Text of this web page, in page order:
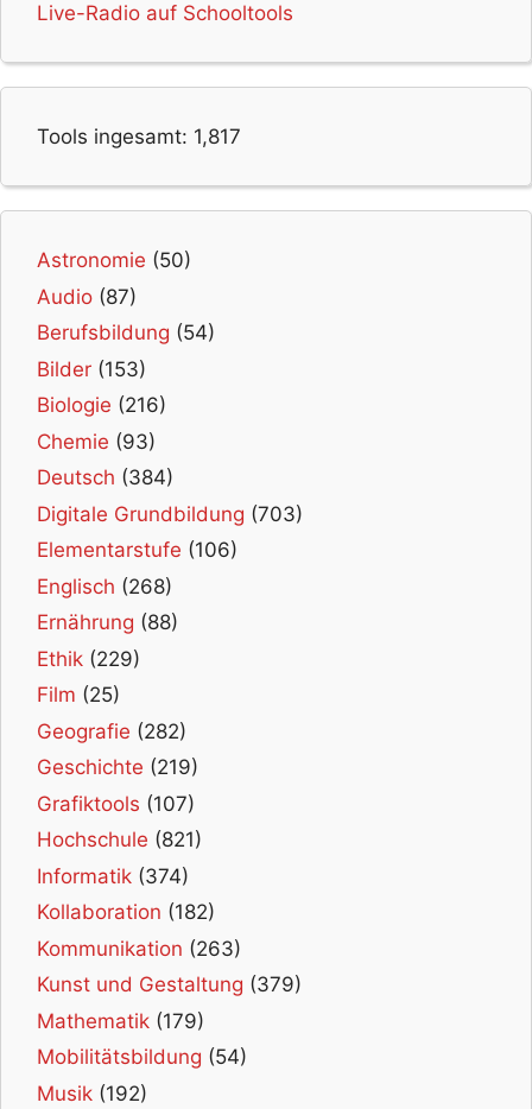
Live-Radio auf Schooltools
Tools ingesamt: 1,817
Astronomie (50)
Audio (87)
Berufsbildung (54)
Bilder (153)
Biologie (216)
Chemie (93)
Deutsch (384)
Digitale Grundbildung (703)
Elementarstufe (106)
Englisch (268)
Ernährung (88)
Ethik (229)
Film (25)
Geografie (282)
Geschichte (219)
Grafiktools (107)
Hochschule (821)
Informatik (374)
Kollaboration (182)
Kommunikation (263)
Kunst und Gestaltung (379)
Mathematik (179)
Mobilitätsbildung (54)
Musik (192)